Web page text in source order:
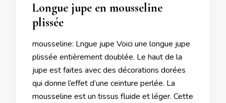
Longue jupe en mousseline
plissée
mousseline: Lngue jupe Voici une longue jupe
plissée entièrement doublée. Le haut de la
jupe est faites avec des décorations dorées
qui donne l’effet d’une ceinture perlée. La
mousseline est un tissus fluide et léger. Cette